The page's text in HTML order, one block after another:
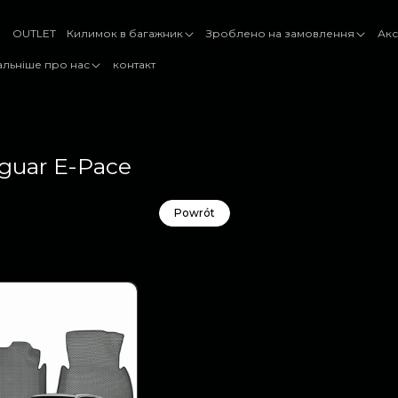
OUTLET Килимок в багажник Зроблено на замовлення
про нас контакт
E-Pace
Powrót